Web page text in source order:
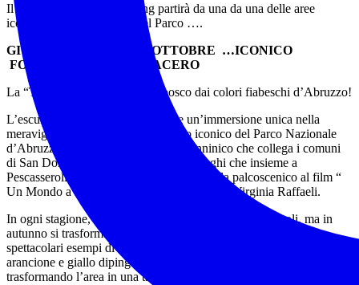
Il nostro weekend di trekking partirà da una da una delle aree
iconiche e piu suggestive del Parco ….
GIORNO 1) SABATO 10 OTTOBRE …ICONICO
FOLIAGE DI FORCA D’ACERO
La “Twin Peaks italiana”…. il bosco dai colori fiabeschi d’Abruzzo!
L’escursione a Forca d’Acero offre un’immersione unica nella
meravigliosa faggeta di questo luogo iconico del Parco Nazionale
d’Abruzzo. Si tratta di un valico appenninico che collega i comuni
di San Donato Val di Comino e Opi, luoghi che insieme a
Pescasseroli e la Val Fondillo hanno fatto da palcoscenico al film “
Un Mondo a Parte” con Antonio Albanese e Virginia Raffaeli.
In ogni stagione, Forca d’Acero regala scenari incantevoli, ma in
autunno si trasforma in un angolo di natura unico, uno dei più
spettacolari esempi di “Foliage”, quando i colori caldi del rosso,
arancione e giallo dipingono il bosco, creando uno scenario fiabesco
trasformando l’area in una tavolozza di colori caldi e brillanti